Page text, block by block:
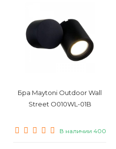
Бра Maytoni Outdoor Wall
Street O010WL-01B
В наличии 400